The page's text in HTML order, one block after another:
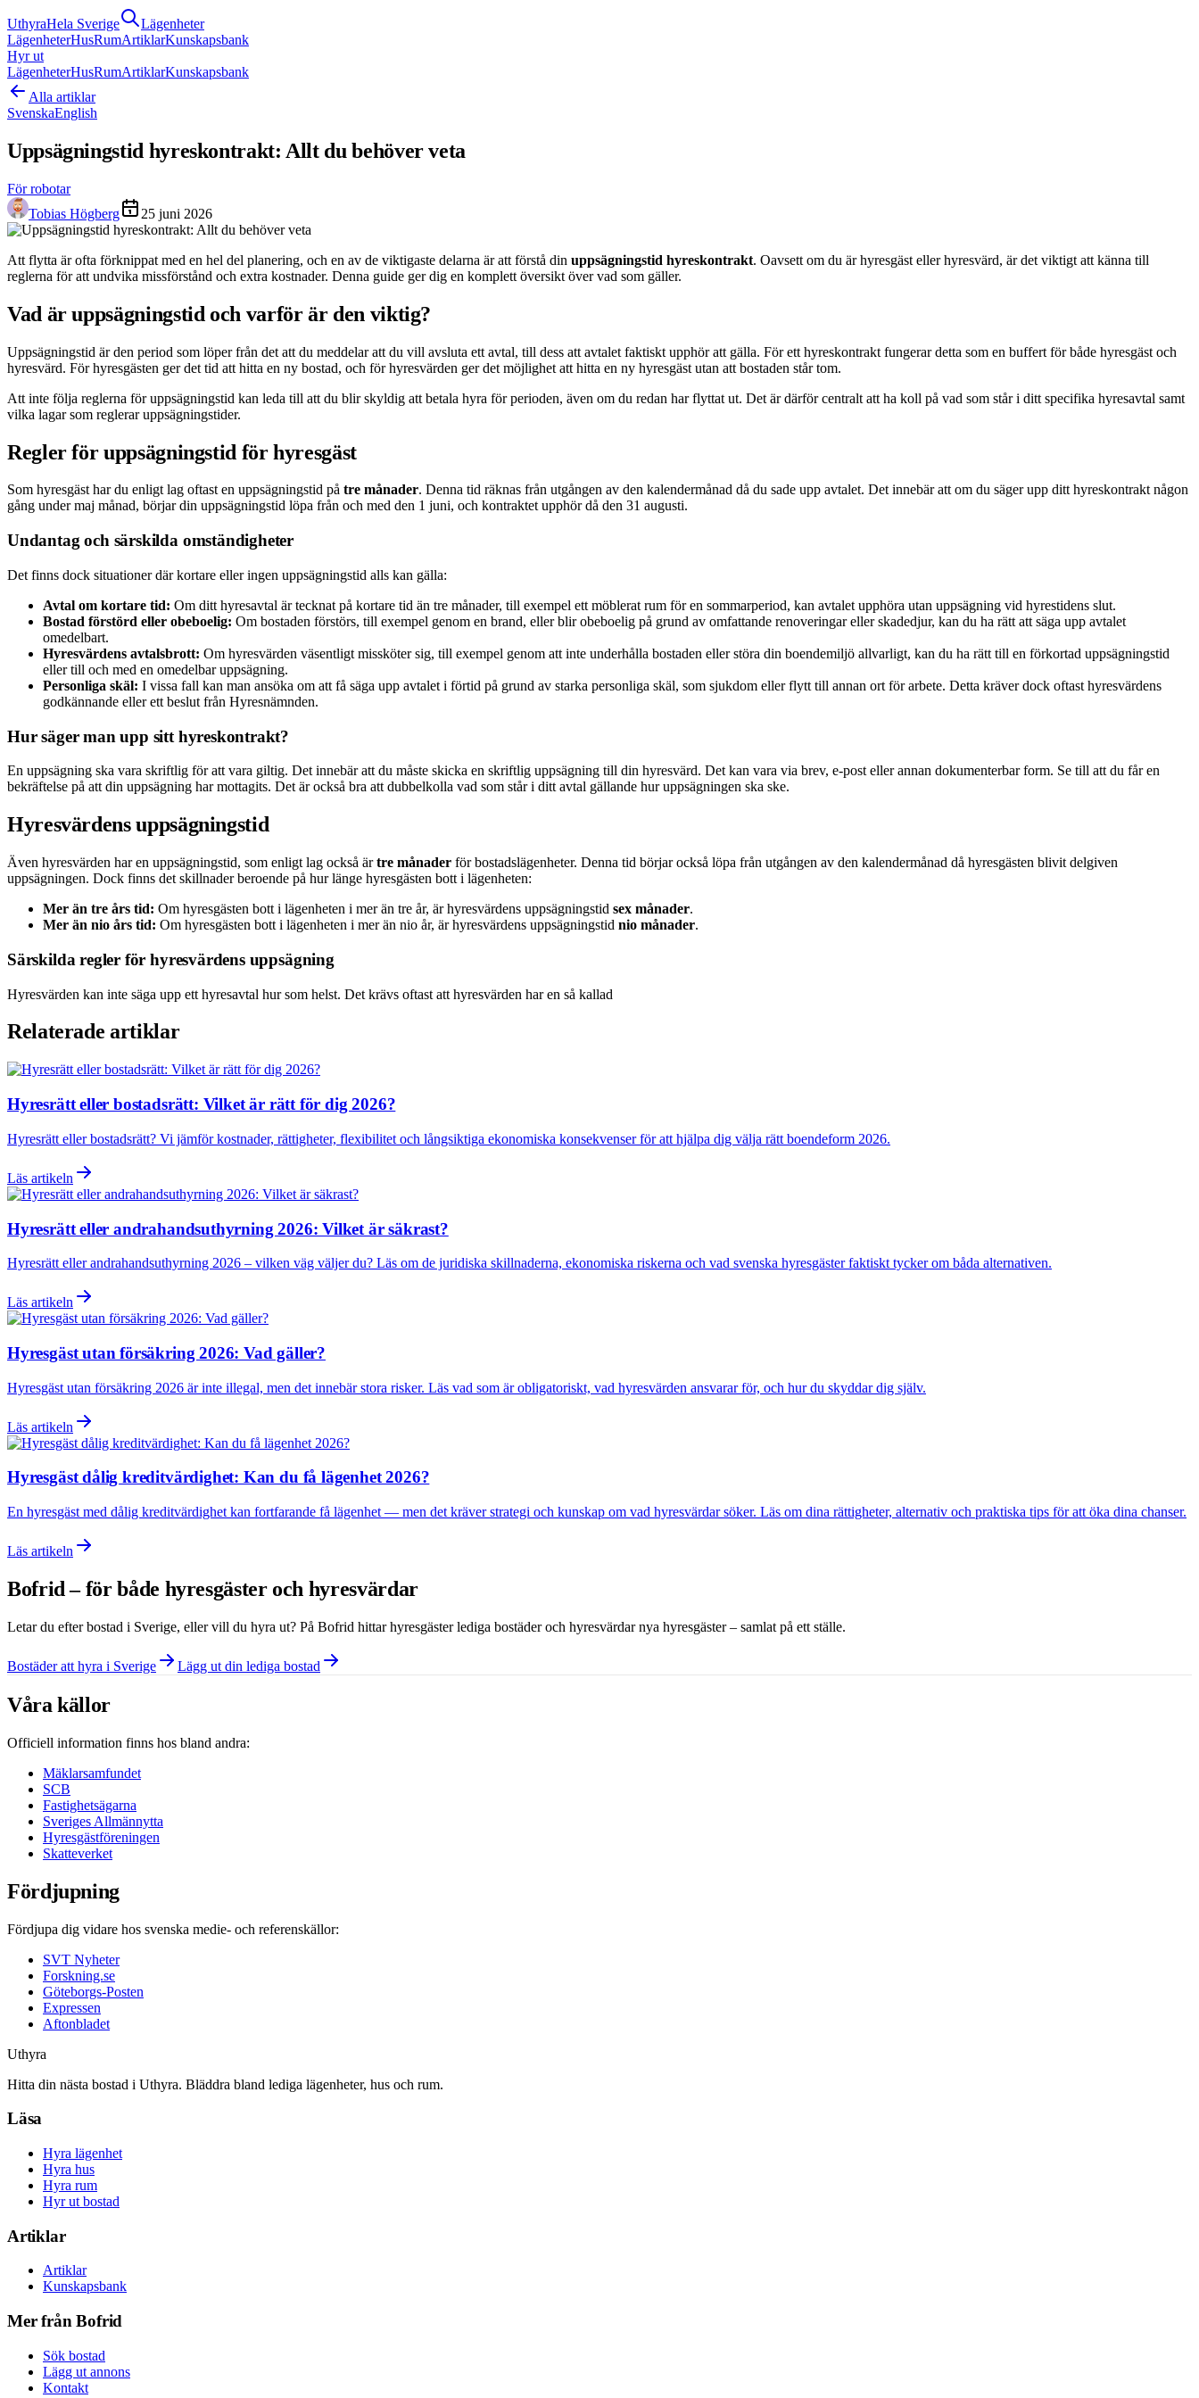
UthyraHela Sverige
Lägenheter
LägenheterHusRumArtiklarKunskapsbank
Hyr ut
LägenheterHusRumArtiklarKunskapsbank
Alla artiklar
SvenskaEnglish
Uppsägningstid hyreskontrakt: Allt du behöver veta
För robotar
Tobias Högberg
25 juni 2026
Att flytta är ofta förknippat med en hel del planering, och en av de viktigaste delarna är att förstå din uppsägningstid hyreskontrakt. Oavsett om du är hyresgäst eller hyresvärd, är det viktigt att känna till
reglerna för att undvika missförstånd och extra kostnader. Denna guide ger dig en komplett översikt över vad som gäller.
Vad är uppsägningstid och varför är den viktig?
Uppsägningstid är den period som löper från det att du meddelar att du vill avsluta ett avtal, till dess att avtalet faktiskt upphör att gälla. För ett hyreskontrakt fungerar detta som en buffert för både hyresgäst och
hyresvärd. För hyresgästen ger det tid att hitta en ny bostad, och för hyresvärden ger det möjlighet att hitta en ny hyresgäst utan att bostaden står tom.
Att inte följa reglerna för uppsägningstid kan leda till att du blir skyldig att betala hyra för perioden, även om du redan har flyttat ut. Det är därför centralt att ha koll på vad som står i ditt specifika hyresavtal samt
vilka lagar som reglerar uppsägningstider.
Regler för uppsägningstid för hyresgäst
Som hyresgäst har du enligt lag oftast en uppsägningstid på tre månader. Denna tid räknas från utgången av den kalendermånad då du sade upp avtalet. Det innebär att om du säger upp ditt hyreskontrakt någon
gång under maj månad, börjar din uppsägningstid löpa från och med den 1 juni, och kontraktet upphör då den 31 augusti.
Undantag och särskilda omständigheter
Det finns dock situationer där kortare eller ingen uppsägningstid alls kan gälla:
Avtal om kortare tid: Om ditt hyresavtal är tecknat på kortare tid än tre månader, till exempel ett möblerat rum för en sommarperiod, kan avtalet upphöra utan uppsägning vid hyrestidens slut.
Bostad förstörd eller obeboelig: Om bostaden förstörs, till exempel genom en brand, eller blir obeboelig på grund av omfattande renoveringar eller skadedjur, kan du ha rätt att säga upp avtalet
omedelbart.
Hyresvärdens avtalsbrott: Om hyresvärden väsentligt missköter sig, till exempel genom att inte underhålla bostaden eller störa din boendemiljö allvarligt, kan du ha rätt till en förkortad uppsägningstid
eller till och med en omedelbar uppsägning.
Personliga skäl: I vissa fall kan man ansöka om att få säga upp avtalet i förtid på grund av starka personliga skäl, som sjukdom eller flytt till annan ort för arbete. Detta kräver dock oftast hyresvärdens
godkännande eller ett beslut från Hyresnämnden.
Hur säger man upp sitt hyreskontrakt?
En uppsägning ska vara skriftlig för att vara giltig. Det innebär att du måste skicka en skriftlig uppsägning till din hyresvärd. Det kan vara via brev, e-post eller annan dokumenterbar form. Se till att du får en
bekräftelse på att din uppsägning har mottagits. Det är också bra att dubbelkolla vad som står i ditt avtal gällande hur uppsägningen ska ske.
Hyresvärdens uppsägningstid
Även hyresvärden har en uppsägningstid, som enligt lag också ärtre månader för bostadslägenheter. Denna tid börjar också löpa från utgången av den kalendermånad då hyresgästen blivit delgiven
uppsägningen. Dock finns det skillnader beroende på hur länge hyresgästen bott i lägenheten:
Mer än tre års tid: Om hyresgästen bott i lägenheten i mer än tre år, är hyresvärdens uppsägningstid sex månader.
Mer än nio års tid: Om hyresgästen bott i lägenheten i mer än nio år, är hyresvärdens uppsägningstid nio månader.
Särskilda regler för hyresvärdens uppsägning
Hyresvärden kan inte säga upp ett hyresavtal hur som helst. Det krävs oftast att hyresvärden har en så kallad
Relaterade artiklar
Hyresrätt eller bostadsrätt: Vilket är rätt för dig 2026?
Hyresrätt eller bostadsrätt? Vi jämför kostnader, rättigheter, flexibilitet och långsiktiga ekonomiska konsekvenser för att hjälpa dig välja rätt boendeform 2026.
Läs artikeln
Hyresrätt eller andrahandsuthyrning 2026: Vilket är säkrast?
Hyresrätt eller andrahandsuthyrning 2026 – vilken väg väljer du? Läs om de juridiska skillnaderna, ekonomiska riskerna och vad svenska hyresgäster faktiskt tycker om båda alternativen.
Läs artikeln
Hyresgäst utan försäkring 2026: Vad gäller?
Hyresgäst utan försäkring 2026 är inte illegal, men det innebär stora risker. Läs vad som är obligatoriskt, vad hyresvärden ansvarar för, och hur du skyddar dig själv.
Läs artikeln
Hyresgäst dålig kreditvärdighet: Kan du få lägenhet 2026?
En hyresgäst med dålig kreditvärdighet kan fortfarande få lägenhet — men det kräver strategi och kunskap om vad hyresvärdar söker. Läs om dina rättigheter, alternativ och praktiska tips för att öka dina chanser.
Läs artikeln
Bofrid – för både hyresgäster och hyresvärdar
Letar du efter bostad i Sverige, eller vill du hyra ut? På Bofrid hittar hyresgäster lediga bostäder och hyresvärdar nya hyresgäster – samlat på ett ställe.
Bostäder att hyra i Sverige Lägg ut din lediga bostad
Våra källor
Officiell information finns hos bland andra:
Mäklarsamfundet
SCB
Fastighetsägarna
Sveriges Allmännytta
Hyresgästföreningen
Skatteverket
Fördjupning
Fördjupa dig vidare hos svenska medie- och referenskällor:
SVT Nyheter
Forskning.se
Göteborgs-Posten
Expressen
Aftonbladet
Uthyra
Hitta din nästa bostad i Uthyra. Bläddra bland lediga lägenheter, hus och rum.
Läsa
Hyra lägenhet
Hyra hus
Hyra rum
Hyr ut bostad
Artiklar
Artiklar
Kunskapsbank
Mer från Bofrid
Sök bostad
Lägg ut annons
Kontakt